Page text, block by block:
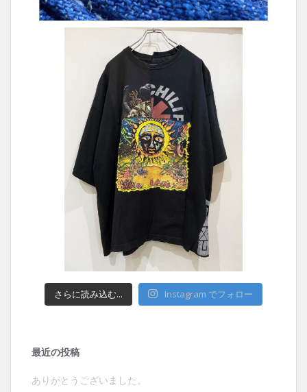
さらに読み込む... Instagram でフォロー
最近の投稿
ありがとうございました。